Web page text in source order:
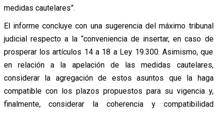
medidas cautelares”.
El informe concluye con una sugerencia del máximo tribunal
judicial respecto a la “conveniencia de insertar, en caso de
prosperar los artículos 14 a 18 a Ley 19.300. Asimismo, que
en relación a la apelación de las medidas cautelares,
considerar la agregación de estos asuntos que la haga
compatible con los plazos propuestos para su vigencia y,
finalmente, considerar la coherencia y compatibilidad